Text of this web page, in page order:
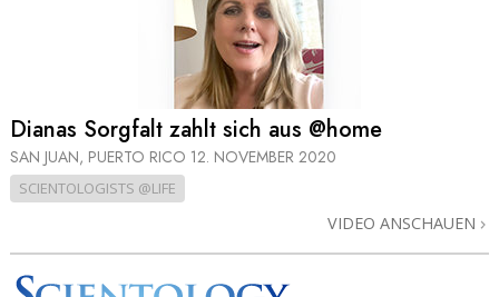
Dianas Sorgfalt zahlt sich aus @home
SAN JUAN, PUERTO RICO 12. NOVEMBER 2020
SCIENTOLOGISTS @LIFE
VIDEO ANSCHAUEN